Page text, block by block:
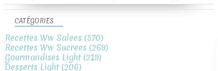
CATÉGORIES
Recettes Ww Salees (570)
Recettes Ww Sucrees (269)
Gourmandises Light(219)
Desserts Light(206)